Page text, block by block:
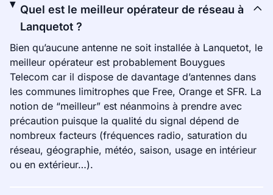
Quel est le meilleur opérateur de réseau à
Lanquetot ?
Bien qu’aucune antenne ne soit installée à Lanquetot, le
meilleur opérateur est probablement Bouygues
Telecom car il dispose de davantage d’antennes dans
les communes limitrophes que Free, Orange et SFR. La
notion de “meilleur” est néanmoins à prendre avec
précaution puisque la qualité du signal dépend de
nombreux facteurs (fréquences radio, saturation du
réseau, géographie, météo, saison, usage en intérieur
ou en extérieur…).